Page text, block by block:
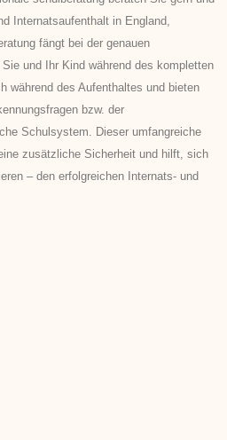
Internatsaufenthalt in England,
fängt bei der genauen
und Ihr Kind während des kompletten
während des Aufenthaltes und bieten
bzw. der
Schulsystem. Dieser umfangreiche
zusätzliche Sicherheit und hilft, sich
– den erfolgreichen Internats- und